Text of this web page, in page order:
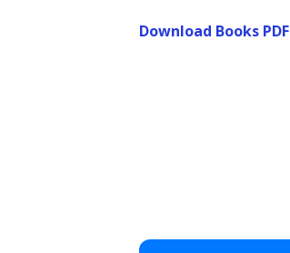
Download Books PDF